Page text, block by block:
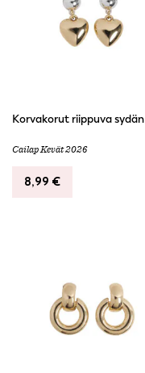
Korvakorut riippuva sydän
Cailap Kevät 2026
8,99 €